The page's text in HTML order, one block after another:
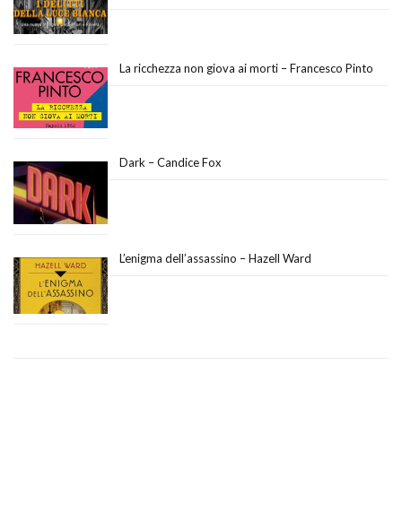
La ricchezza non giova ai morti – Francesco Pinto
Dark – Candice Fox
L’enigma dell’assassino – Hazell Ward